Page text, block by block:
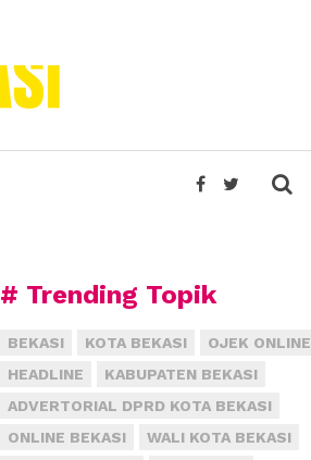
# Trending Topik
BEKASI KOTA BEKASI
OJEK ONLINE
HEADLINE
KABUPATEN BEKASI
ADVERTORIAL DPRD KOTA BEKASI
ONLINE BEKASI
WALI KOTA BEKASI